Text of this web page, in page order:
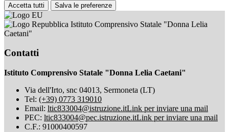
Accetta tutti Salva le preferenze
Istituto Comprensivo Statale "Donna Lelia
Caetani"
Contatti
Istituto Comprensivo Statale "Donna Lelia Caetani"
Via dell'Irto, snc 04013, Sermoneta (LT)
Tel: (+39) 0773 319010
Email: ltic833004@istruzione.itLink per inviare una mail
PEC: ltic833004@pec.istruzione.itLink per inviare una mail
C.F.: 91000400597